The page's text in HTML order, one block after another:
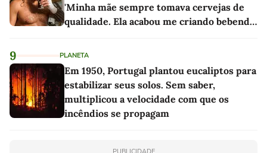
'Minha mãe sempre tomava cervejas de
qualidade. Ela acabou me criando bebendo
9 PLANETA
Em 1950, Portugal plantou eucaliptos para
estabilizar seus solos. Sem saber,
multiplicou a velocidade com que os
incêndios se propagam